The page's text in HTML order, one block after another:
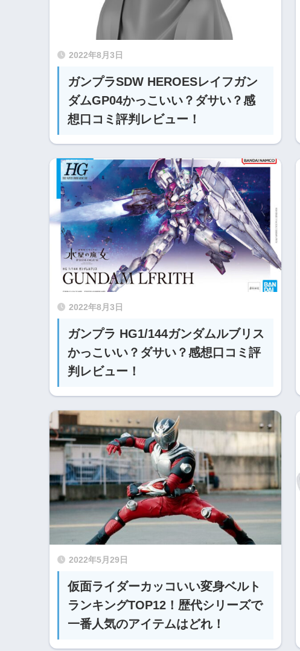
2022年8月3日
ガンプラSDW HEROESレイフガン
ダムGP04かっこいい？ダサい？感
想口コミ評判レビュー！
2022年8月3日
ガンプラ HG1/144ガンダムルブリス
かっこいい？ダサい？感想口コミ評
判レビュー！
2022年5月29日
仮面ライダーカッコいい変身ベルト
ランキングTOP12！歴代シリーズで
一番人気のアイテムはどれ！